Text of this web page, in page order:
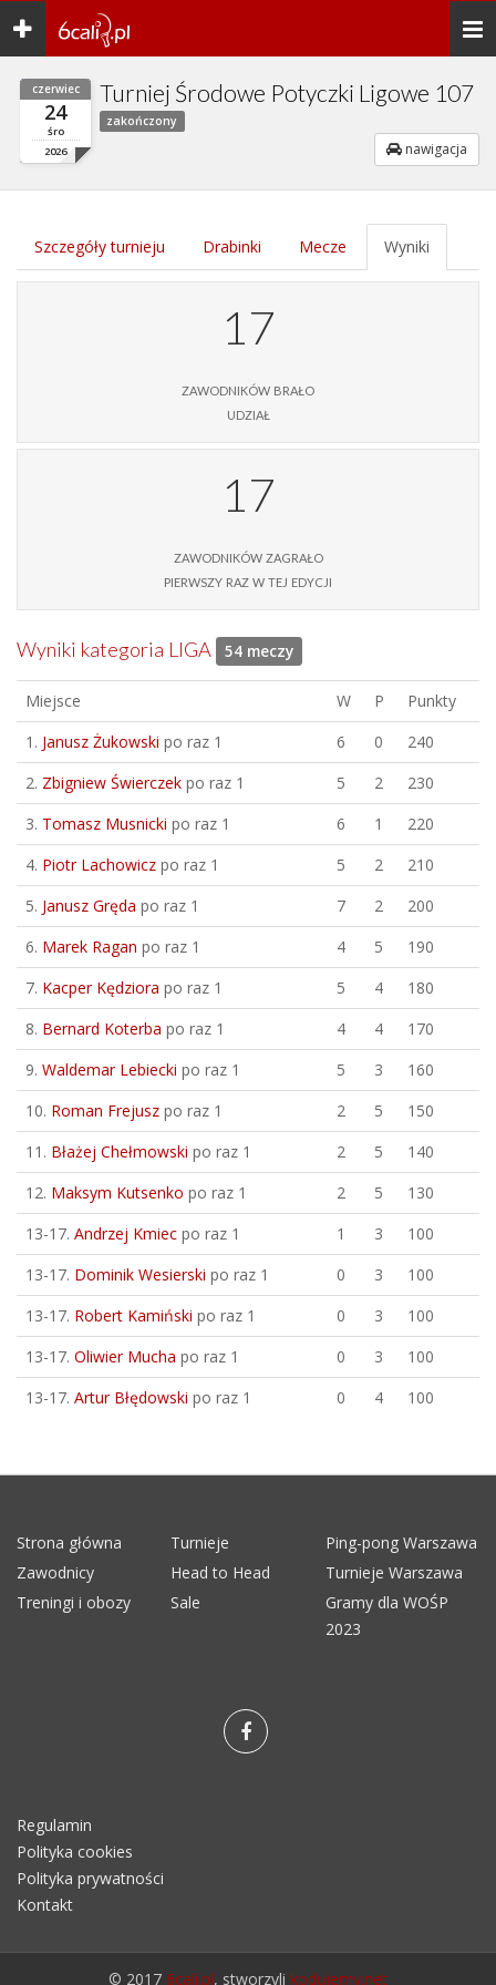
Toggle
navigation
czerwiec
24
śro
2026
Turniej Środowe Potyczki Ligowe 107
zakończony
nawigacja
Szczegóły turnieju Drabinki Mecze Wyniki
17
zawodników brało
udział
17
zawodników zagrało
pierwszy raz w tej edycji
Wyniki kategoria LIGA 54 meczy
Miejsce W P
Punkty
1. Janusz Żukowski po raz 1 6 0
240
2. Zbigniew Świerczek po raz 1 5 2
230
3. Tomasz Musnicki po raz 1 6 1
220
4. Piotr Lachowicz po raz 1 5 2
210
5. Janusz Gręda po raz 1 7 2
200
6. Marek Ragan po raz 1 4 5
190
7. Kacper Kędziora po raz 1 5 4
180
8. Bernard Koterba po raz 1 4 4
170
9. Waldemar Lebiecki po raz 1 5 3
160
10. Roman Frejusz po raz 1 2 5
150
11. Błażej Chełmowski po raz 1 2 5
140
12. Maksym Kutsenko po raz 1 2 5
130
13-17. Andrzej Kmiec po raz 1 1 3
100
13-17. Dominik Wesierski po raz 1 0 3
100
13-17. Robert Kamiński po raz 1 0 3
100
13-17. Oliwier Mucha po raz 1 0 3
100
13-17. Artur Błędowski po raz 1 0 4 100
Strona główna Turnieje
Ping-pong Warszawa
Zawodnicy
Head to Head
Turnieje Warszawa
Treningi i obozy
Sale
Gramy dla WOŚP
2023
Regulamin
Polityka cookies
Polityka prywatności
Kontakt
© 2017 6cali.pl, stworzyli kodujemy.net